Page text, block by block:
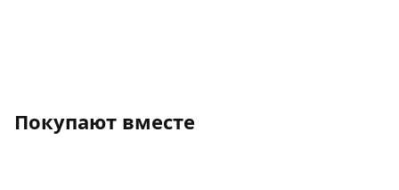
Покупают вместе